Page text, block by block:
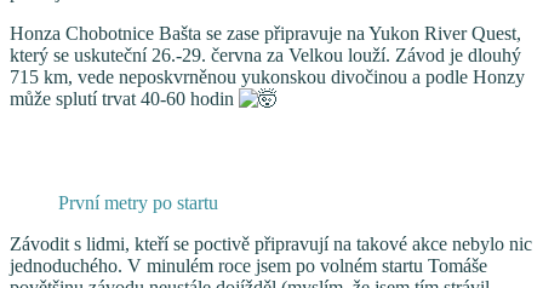
Honza Chobotnice Bašta se zase připravuje na Yukon River Quest,
který se uskuteční 26.-29. června za Velkou louží. Závod je dlouhý
715 km, vede neposkvrněnou yukonskou divočinou a podle Honzy
může splutí trvat 40-60 hodin
První metry po startu
Závodit s lidmi, kteří se poctivě připravují na takové akce nebylo nic
jednoduchého. V minulém roce jsem po volném startu Tomáše